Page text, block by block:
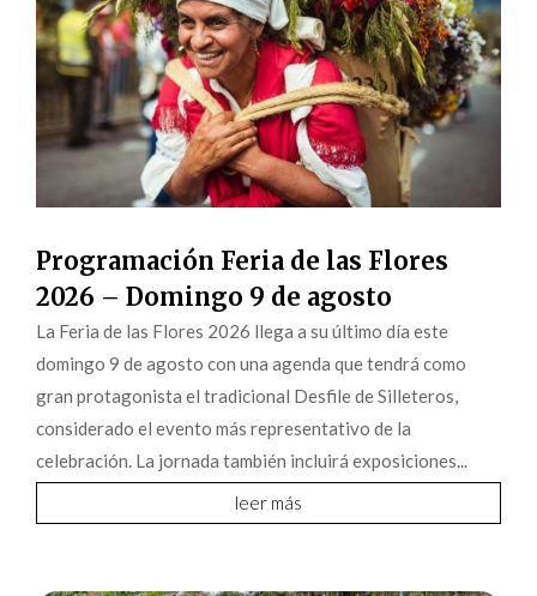
Programación Feria de las Flores
2026 – Domingo 9 de agosto
La Feria de las Flores 2026 llega a su último día este
domingo 9 de agosto con una agenda que tendrá como
gran protagonista el tradicional Desfile de Silleteros,
considerado el evento más representativo de la
celebración. La jornada también incluirá exposiciones...
leer más